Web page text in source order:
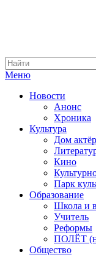
Меню
Новости
Анонс
Хроника
Культура
Дом
Кино
Парк
Образование
Школа и
Учитель
Реформы
ПОЛЁТ
Общество